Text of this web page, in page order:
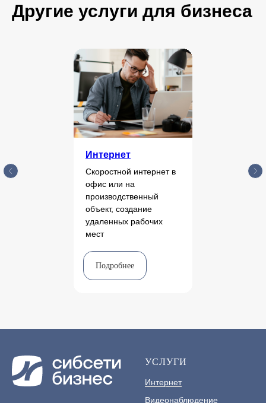
Другие услуги для бизнеса
Интернет
Скоростной интернет в
офис или на
производственный
объект, создание
удаленных рабочих
мест
Подробнее
УСЛУГИ
Интернет
Видеонаблюдение